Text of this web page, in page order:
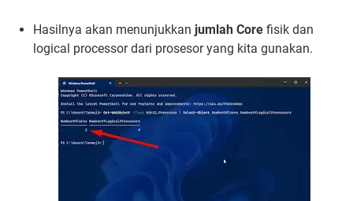
Hasilnya akan menunjukkan jumlah Core fisik dan
logical processor dari prosesor yang kita gunakan.